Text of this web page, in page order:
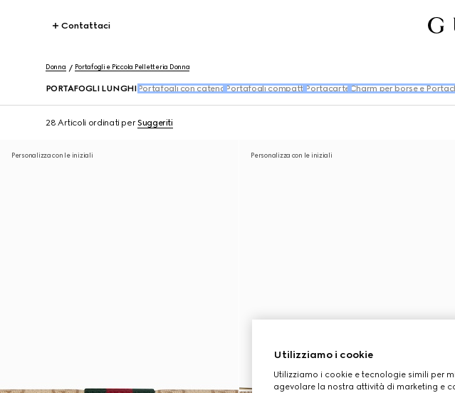
Contattaci
Donna Portafogli e Piccola Pelletteria Donna
PORTAFOGLI LUNGHI Portafogli con catena Portafogli compatti Portacarte Charm per borse e
28 Articoli ordinati perSuggeriti
Personalizza con le iniziali Personalizza con le iniziali
Utilizziamo i cookie
Utilizziamo i cookie e tecnologie simili per
agevolare la nostra attività di marketing e